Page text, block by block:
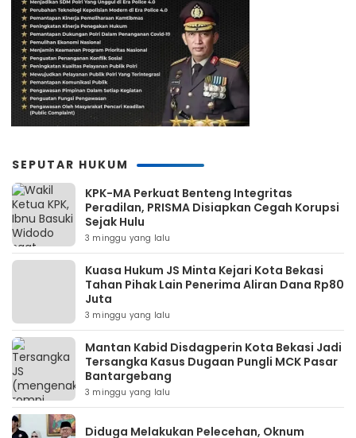
SEPUTAR HUKUM
KPK-MA Perkuat Benteng Integritas
Peradilan, PRISMA Disiapkan Cegah Korupsi
Sejak Hulu
3 minggu yang lalu
Kuasa Hukum JS Minta Kejari Kota Bekasi
Tahan Pihak Lain Penerima Aliran Dana Rp80
Juta
3 minggu yang lalu
Mantan Kabid Disdagperin Kota Bekasi Jadi
Tersangka Kasus Dugaan Pungli MCK Pasar
Bantargebang
3 minggu yang lalu
Diduga Melakukan Pelecehan, Oknum